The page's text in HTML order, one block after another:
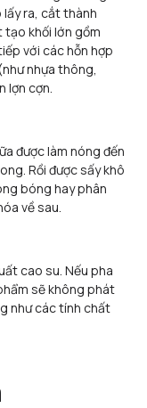
lấy ra, cắt thành
tạo khối lớn gồm
với các hỗn hợp
nhựa thông,
lợn cợn.
được làm nóng đến
Rồi được sấy khô
bóng hay phân
về sau.
cao su. Nếu pha
sẽ không phát
như các tính chất